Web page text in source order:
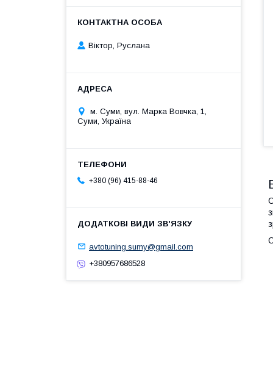
Віктор, Руслана
м. Суми, вул. Марка Вовчка, 1,
Суми, Україна
+380 (96) 415-88-46
avtotuning.sumy@gmail.com
+380957686528